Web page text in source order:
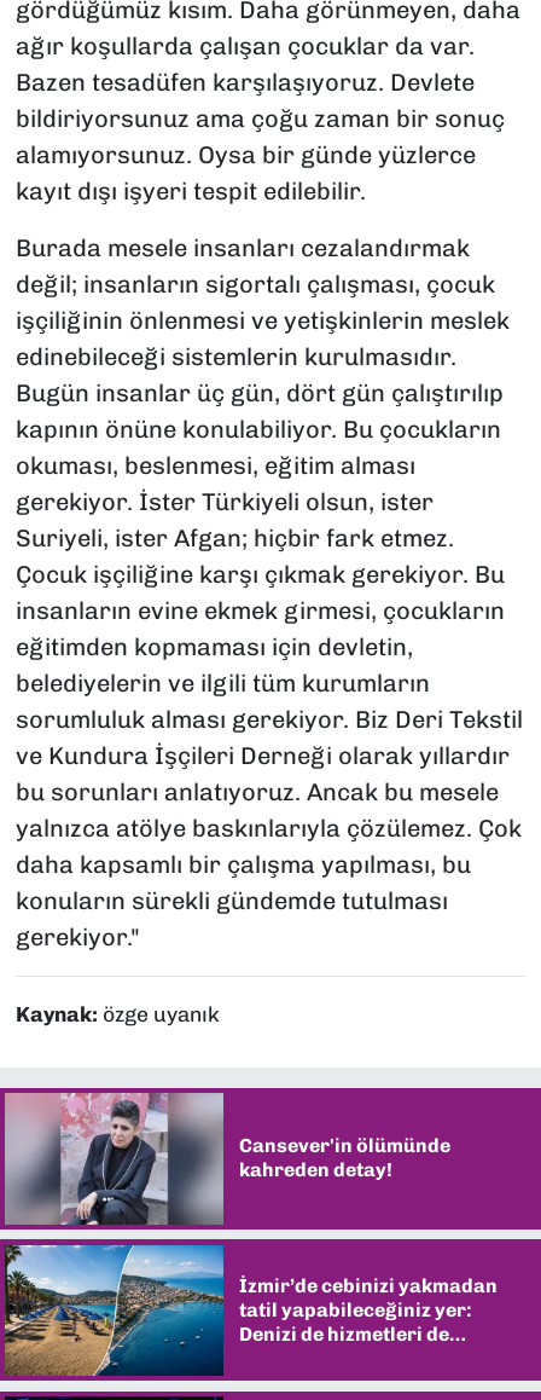
gördüğümüz kısım. Daha görünmeyen, daha
ağır koşullarda çalışan çocuklar da var.
Bazen tesadüfen karşılaşıyoruz. Devlete
bildiriyorsunuz ama çoğu zaman bir sonuç
alamıyorsunuz. Oysa bir günde yüzlerce
kayıt dışı işyeri tespit edilebilir.
Burada mesele insanları cezalandırmak
değil; insanların sigortalı çalışması, çocuk
işçiliğinin önlenmesi ve yetişkinlerin meslek
edinebileceği sistemlerin kurulmasıdır.
Bugün insanlar üç gün, dört gün çalıştırılıp
kapının önüne konulabiliyor. Bu çocukların
okuması, beslenmesi, eğitim alması
gerekiyor. İster Türkiyeli olsun, ister
Suriyeli, ister Afgan; hiçbir fark etmez.
Çocuk işçiliğine karşı çıkmak gerekiyor. Bu
insanların evine ekmek girmesi, çocukların
eğitimden kopmaması için devletin,
belediyelerin ve ilgili tüm kurumların
sorumluluk alması gerekiyor. Biz Deri Tekstil
ve Kundura İşçileri Derneği olarak yıllardır
bu sorunları anlatıyoruz. Ancak bu mesele
yalnızca atölye baskınlarıyla çözülemez. Çok
daha kapsamlı bir çalışma yapılması, bu
konuların sürekli gündemde tutulması
gerekiyor."
Kaynak: özge uyanık
Cansever'in ölümünde
kahreden detay!
İzmir’de cebinizi yakmadan
tatil yapabileceğiniz yer:
Denizi de hizmetleri de